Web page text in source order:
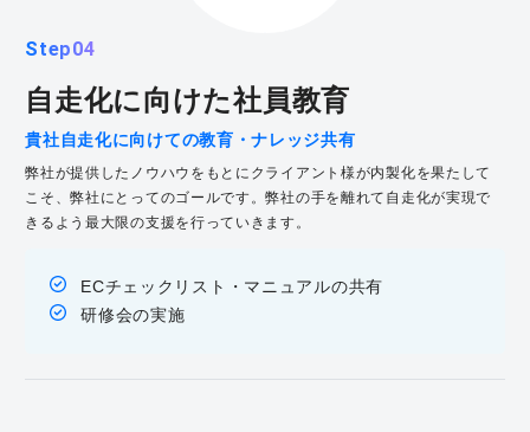
Step04
自走化に向けた社員教育
貴社自走化に向けての教育・ナレッジ共有
弊社が提供したノウハウをもとにクライアント様が内製化を果たして
こそ、弊社にとってのゴールです。弊社の手を離れて自走化が実現で
きるよう最大限の支援を行っていきます。
ECチェックリスト・マニュアルの共有
研修会の実施